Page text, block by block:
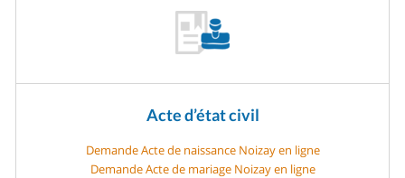
Acte d’état civil
Demande Acte de naissance Noizay en ligne
Demande Acte de mariage Noizay en ligne